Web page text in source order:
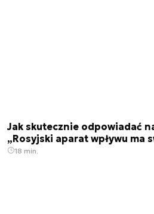
Jak skutecznie odpowiadać
„Rosyjski aparat wpływu ma
18 min.